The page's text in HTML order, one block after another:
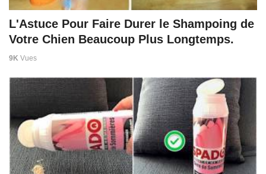
L'Astuce Pour Faire Durer le Shampoing de
Votre Chien Beaucoup Plus Longtemps.
9K Vues